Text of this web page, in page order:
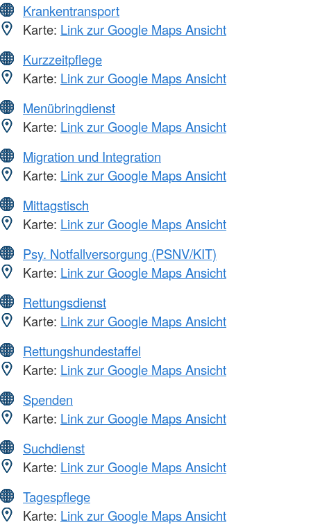
Krankentransport
Karte: Link zur Google Maps Ansicht
Kurzzeitpflege
Karte: Link zur Google Maps Ansicht
Menübringdienst
Karte: Link zur Google Maps Ansicht
Migration und Integration
Karte: Link zur Google Maps Ansicht
Mittagstisch
Karte: Link zur Google Maps Ansicht
Psy. Notfallversorgung (PSNV/KIT)
Karte: Link zur Google Maps Ansicht
Rettungsdienst
Karte: Link zur Google Maps Ansicht
Rettungshundestaffel
Karte: Link zur Google Maps Ansicht
Spenden
Karte: Link zur Google Maps Ansicht
Suchdienst
Karte: Link zur Google Maps Ansicht
Tagespflege
Karte: Link zur Google Maps Ansicht